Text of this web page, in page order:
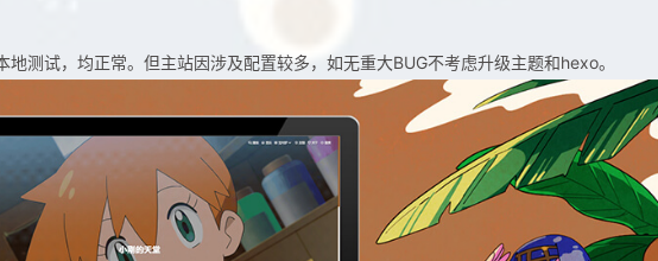
测试，均正常。但主站因涉及配置较多，如无重大BUG不考虑升级主题和hexo。